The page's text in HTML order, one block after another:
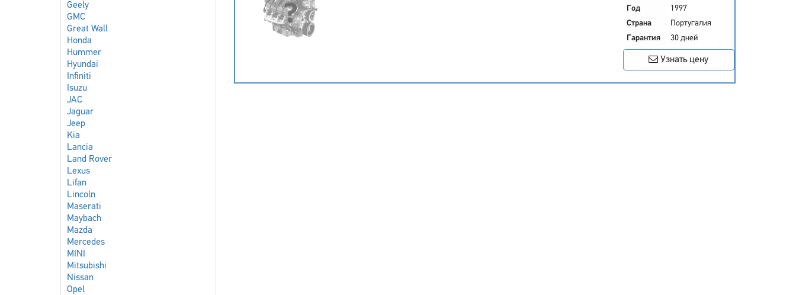
Geely
GMC
Great Wall
Honda
Hummer
Hyundai
Infiniti
Isuzu
JAC
Jaguar
Jeep
Kia
Lancia
Land Rover
Lexus
Lifan
Lincoln
Maserati
Maybach
Mazda
Mercedes
MINI
Mitsubishi
Nissan
Opel
Год
1997
Страна
Португалия
Гарантия
30 дней
Узнать цену